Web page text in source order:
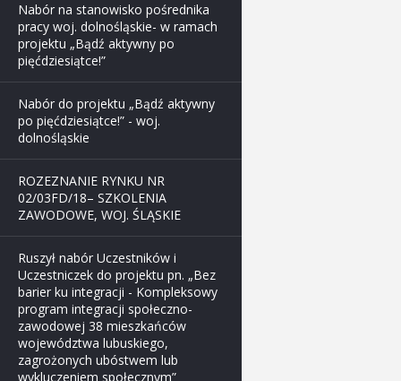
Nabór na stanowisko pośrednika
pracy woj. dolnośląskie- w ramach
projektu „Bądź aktywny po
pięćdziesiątce!”
Nabór do projektu „Bądź aktywny
po pięćdziesiątce!” - woj.
dolnośląskie
ROZEZNANIE RYNKU NR
02/03FD/18– SZKOLENIA
ZAWODOWE, WOJ. ŚLĄSKIE
Ruszył nabór Uczestników i
Uczestniczek do projektu pn. „Bez
barier ku integracji - Kompleksowy
program integracji społeczno-
zawodowej 38 mieszkańców
województwa lubuskiego,
zagrożonych ubóstwem lub
wykluczeniem społecznym”